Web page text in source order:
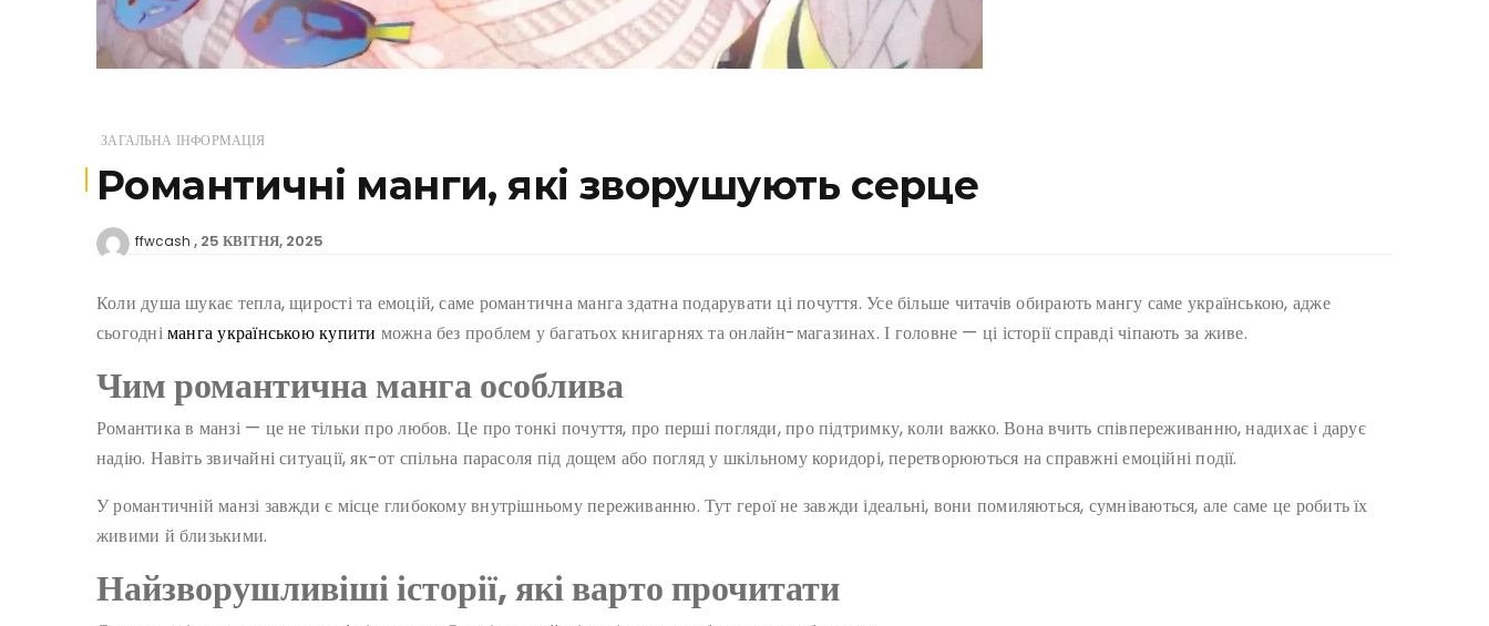
ЗАГАЛЬНА ІНФОРМАЦІЯ
Романтичні манги, які зворушують серце
ffwcash 25 КВІТНЯ, 2025
Коли душа шукає тепла, щирості та емоцій, саме романтична манга здатна подарувати ці почуття. Усе більше читачів обирають мангу саме українською, адже
сьогодніманга українською купити можна без проблем у багатьох книгарнях та онлайн-магазинах. І головне — ці історії справді чіпають за живе.
Чим романтична манга особлива
Романтика в манзі — це не тільки про любов. Це про тонкі почуття, про перші погляди, про підтримку, коли важко. Вона вчить співпереживанню, надихає і дарує
надію. Навіть звичайні ситуації, як-от спільна парасоля під дощем або погляд у шкільному коридорі, перетворюються на справжні емоційні події.
У романтичній манзі завжди є місце глибокому внутрішньому переживанню. Тут герої не завжди ідеальні, вони помиляються, сумніваються, але саме це робить їх
живими й близькими.
Найзворушливіші історії, які варто прочитати